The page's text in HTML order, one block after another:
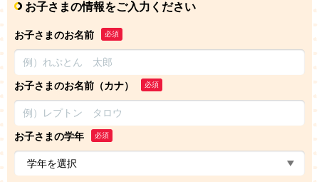
お子さまの情報をご入力ください
お子さまのお名前 必須
お子さまのお名前（カナ） 必須
お子さまの学年 必須